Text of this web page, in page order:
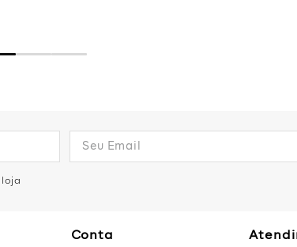
Conta